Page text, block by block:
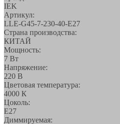
IEK
Артикул:
LLE-G45-7-230-40-E27
Страна производства:
КИТАЙ
Мощность:
7 Вт
Напряжение:
220 В
Цветовая температура:
4000 К
Цоколь:
E27
Диммируемая: